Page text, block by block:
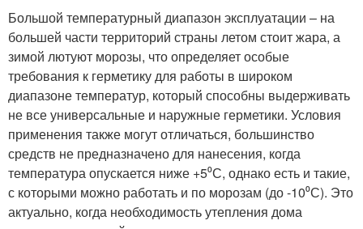
Большой температурный диапазон эксплуатации – на
большей части территорий страны летом стоит жара, а
зимой лютуют морозы, что определяет особые
требования к герметику для работы в широком
диапазоне температур, который способны выдерживать
не все универсальные и наружные герметики. Условия
применения также могут отличаться, большинство
средств не предназначено для нанесения, когда
температура опускается ниже +5⁰С, однако есть и такие,
с которыми можно работать и по морозам (до -10⁰С). Это
актуально, когда необходимость утепления дома